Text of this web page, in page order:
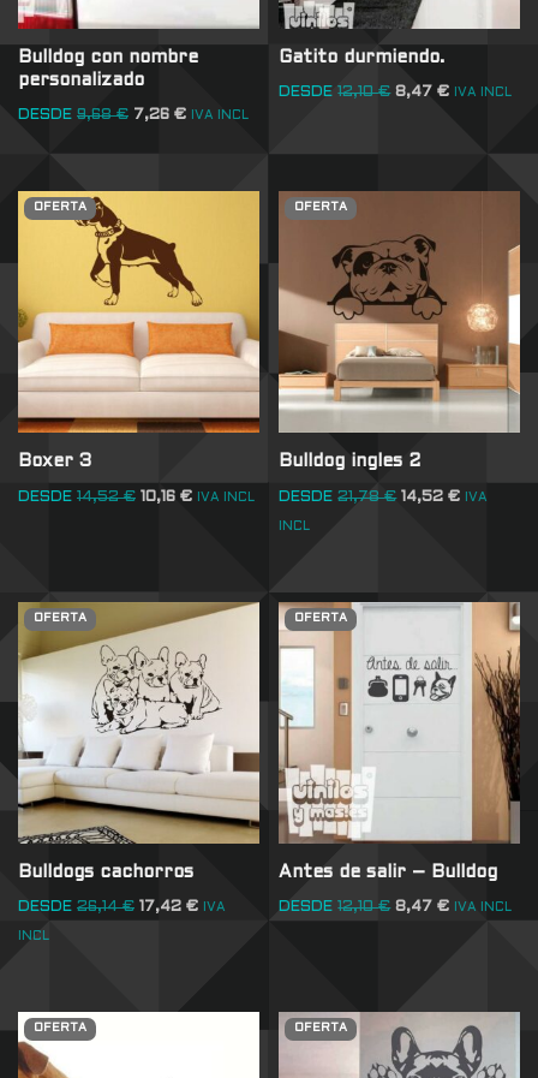
Bulldog con nombre
personalizado
DESDE 9,68€ 7,26 € IVA INCL
Gatito durmiendo.
DESDE 12,10€ 8,47€ IVA INCL
OFERTA
Boxer 3
DESDE 14,52€ 10,16 € IVA INCL
OFERTA
Bulldog ingles 2
DESDE 21,78€ 14,52€ IVA
INCL
OFERTA
Bulldogs cachorros
DESDE 26,14€ 17,42 € IVA
INCL
OFERTA
Antes de salir – Bulldog
DESDE 12,10€ 8,47€ IVA INCL
OFERTA OFERTA